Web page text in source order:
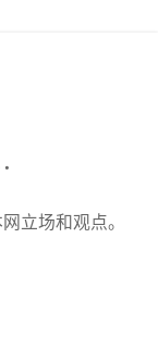
立场和观点。